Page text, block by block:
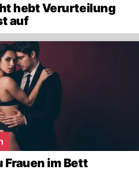
hebt Verurteilung
auf
Frauen im Bett